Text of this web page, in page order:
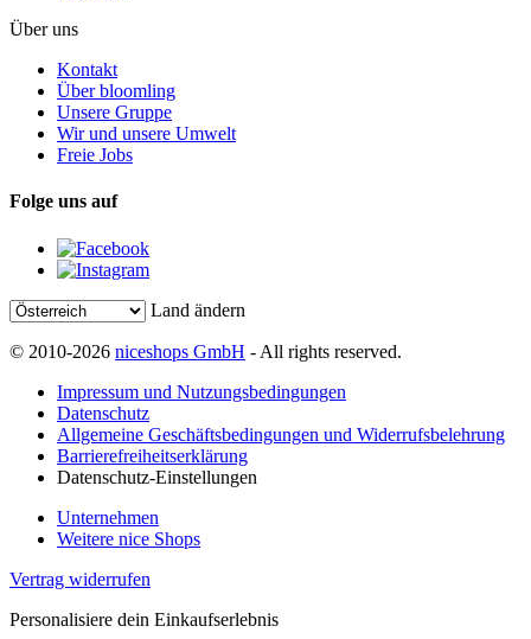
Über uns
Kontakt
Über bloomling
Unsere Gruppe
Wir und unsere Umwelt
Freie Jobs
Folge uns auf
Land ändern
© 2010-2026 niceshops GmbH - All rights reserved.
Impressum und Nutzungsbedingungen
Datenschutz
Allgemeine Geschäftsbedingungen und Widerrufsbelehrung
Barrierefreiheitserklärung
Datenschutz-Einstellungen
Unternehmen
Weitere nice Shops
Vertrag widerrufen
Personalisiere dein Einkaufserlebnis